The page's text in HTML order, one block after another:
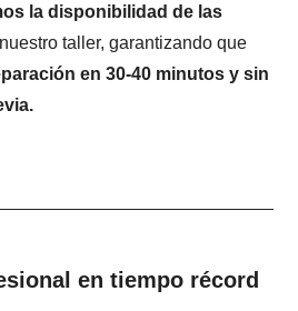
la disponibilidad de las
taller, garantizando que
en 30-40 minutos y sin
en tiempo récord